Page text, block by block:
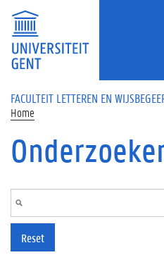
Overslaan en naar de inhoud gaan
FACULTEIT LETTEREN EN
Home
Reset